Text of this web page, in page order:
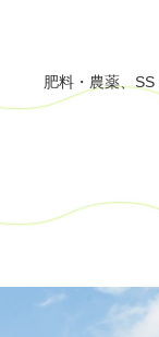
肥料・農薬、